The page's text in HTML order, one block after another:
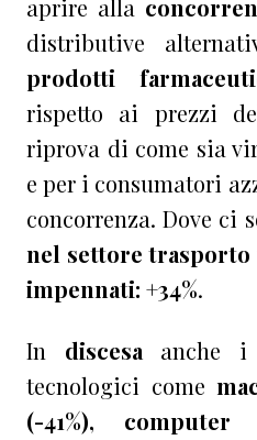
aprire alla
distributive
prodotti
rispetto ai prezzi
riprova di come sia
e per i consumatori
concorrenza. Dove ci
nel settore trasporto
impennati: +34%.
In discesa anche i
tecnologici come
(-41%), computer